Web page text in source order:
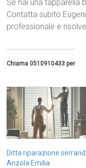
Se hai una tapparella
Contatta subito
professionale e
Chiama 0510910433 per
Ditta riparazione
Anzola Emilia